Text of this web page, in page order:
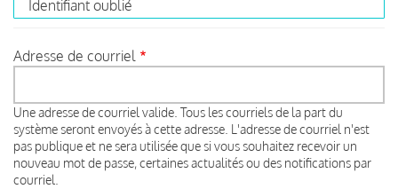
Identifiant oublié
Adresse de courriel
Une adresse de courriel valide. Tous les courriels de la part du
système seront envoyés à cette adresse. L'adresse de courriel n'est
pas publique et ne sera utilisée que si vous souhaitez recevoir un
nouveau mot de passe, certaines actualités ou des notifications par
courriel.